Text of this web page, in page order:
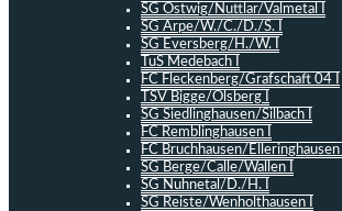
SG Ostwig/Nuttlar/Valmetal I
SG Arpe/W./C./D./S. I
SG Eversberg/H./W. I
TuS Medebach I
FC Fleckenberg/Grafschaft 04 I
TSV Bigge/Olsberg I
SG Siedlinghausen/Silbach I
FC Remblinghausen I
FC Bruchhausen/Elleringhausen I
SG Berge/Calle/Wallen I
SG Nuhnetal/D./H. I
SG Reiste/Wenholthausen I